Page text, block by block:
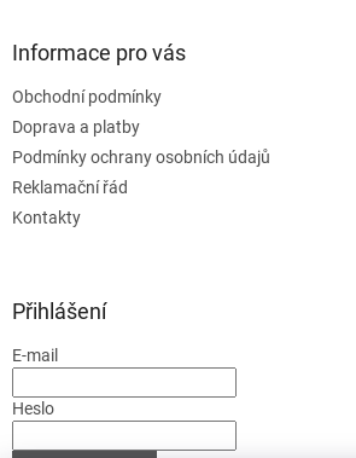
Informace pro vás
Obchodní podmínky
Doprava a platby
Podmínky ochrany osobních údajů
Reklamační řád
Kontakty
Přihlášení
E-mail
Heslo